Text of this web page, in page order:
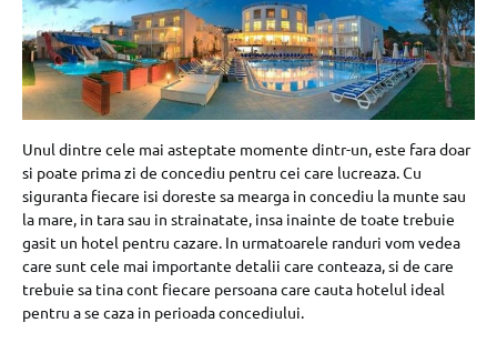
Unul dintre cele mai asteptate momente dintr-un, este fara doar
si poate prima zi de concediu pentru cei care lucreaza. Cu
siguranta fiecare isi doreste sa mearga in concediu la munte sau
la mare, in tara sau in strainatate, insa inainte de toate trebuie
gasit un hotel pentru cazare. In urmatoarele randuri vom vedea
care sunt cele mai importante detalii care conteaza, si de care
trebuie sa tina cont fiecare persoana care cauta hotelul ideal
pentru a se caza in perioada concediului.